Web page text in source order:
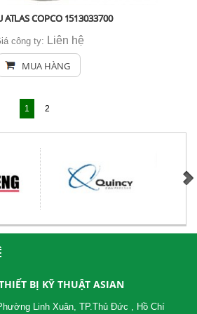
ATLAS COPCO 1513033700
công ty: Liên hệ
MUA HÀNG
1 2
BỊ KỸ THUẬT ASIAN
Linh Xuân, TP.Thủ Đức , Hồ Chí